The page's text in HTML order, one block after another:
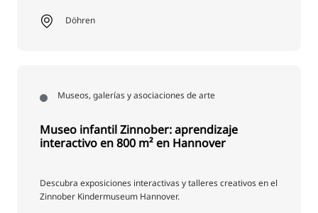
Döhren
Museos, galerías y asociaciones de arte
Museo infantil Zinnober: aprendizaje
interactivo en 800 m² en Hannover
Descubra exposiciones interactivas y talleres creativos en el
Zinnober Kindermuseum Hannover.